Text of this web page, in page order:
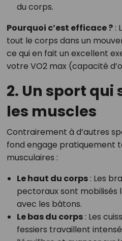
du corps.
Pourquoi c’est efficace ?:
tout le corps dans un
ce qui en fait un excellent
votre VO2 max (capacité
2. Un sport
les muscles
Contrairement à d’autres
fond engage pratiquement
musculaires :
Le haut du corps: Les
pectoraux sont mobilisés
avec les bâtons.
Le bas du corps: Les
fessiers travaillent